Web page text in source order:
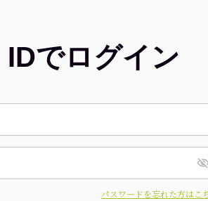
でログイン
パスワードを忘れた方はこ